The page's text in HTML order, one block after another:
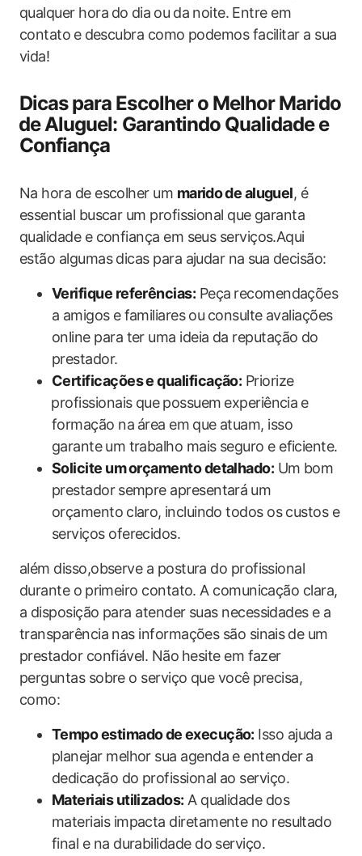
qualquer hora⁢ do⁤ dia⁣ ou da ⁤noite. Entre em
contato ⁢e⁢ descubra como​ podemos facilitar a ​sua
vida!
Dicas ‌para Escolher o Melhor Marido
⁤de‍ Aluguel: Garantindo Qualidade e
Confiança
Na hora de​ escolher um‍ marido ⁣de ​aluguel, ‌é⁢
essential buscar um profissional que garanta
qualidade‍ e confiança em seus serviços.Aqui
estão‍ algumas​ dicas para ajudar na⁣ sua⁢ decisão:
Verifique referências: Peça ⁤recomendações
a amigos e⁢ familiares⁣ ou ⁤consulte avaliações‍
online para ter uma ideia da ​reputação do
prestador.
Certificações e qualificação: Priorize
⁢profissionais que⁣ possuem ⁣experiência ⁤e
formação na ⁣área em ⁤que atuam, isso
garante⁤ um trabalho mais seguro e ‍eficiente.
Solicite um ⁤orçamento detalhado: Um ‌bom
prestador⁣ sempre​ apresentará⁤ um
orçamento⁤ claro, ⁤incluindo todos os ‌custos e
serviços oferecidos.
além disso,observe a postura do profissional
durante o ⁢primeiro contato. A comunicação clara,​
a disposição para atender suas necessidades e a
transparência nas informações são sinais ⁣de um
prestador confiável. Não ⁣hesite em fazer⁤
perguntas sobre o ‍serviço que​ você ⁤precisa,
como:
Tempo estimado de⁤ execução: Isso ajuda⁤ a
planejar melhor sua agenda e entender a
dedicação‌ do profissional ao serviço.
Materiais utilizados: A qualidade dos
materiais‍ impacta diretamente no resultado
final e na durabilidade do serviço.